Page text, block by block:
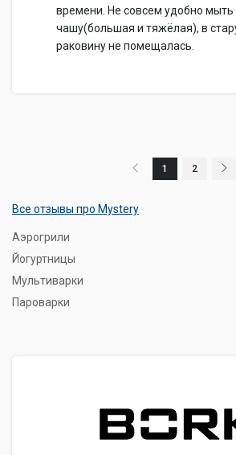
времени. Не совсем удобно мыть
чашу(большая и тяжёлая), в
раковину не помещалась.
1 2
Все отзывы про Mystery
Аэрогрили
Йогуртницы
Мультиварки
Пароварки